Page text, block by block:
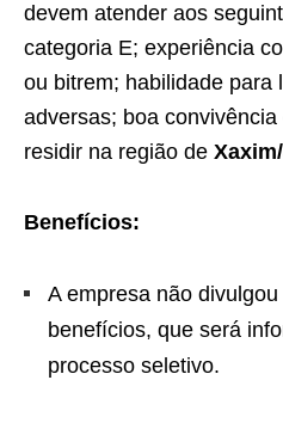
devem atender aos
categoria E; experiência
ou bitrem; habilidade para
adversas; boa
residir na região de
Benefícios:
A empresa não
benefícios, que será
processo seletivo.